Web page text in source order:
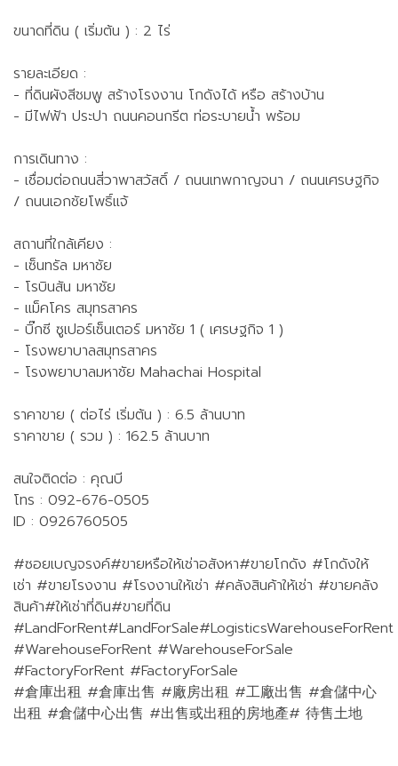
ขนาดที่ดิน ( เริ่มต้น ) : 2 ไร่
รายละเอียด :
- ที่ดินผังสีชมพู สร้างโรงงาน โกดังได้ หรือ สร้างบ้าน
- มีไฟฟ้า ประปา ถนนคอนกรีต ท่อระบายน้ำ พร้อม
การเดินทาง :
- เชื่อมต่อถนนสี่วาพาสวัสดิ์ / ถนนเทพกาญจนา / ถนนเศรษฐกิจ
/ ถนนเอกชัยโพธิ์แจ้
สถานที่ใกล้เคียง :
- เซ็นทรัล มหาชัย
- โรบินสัน มหาชัย
- แม็คโคร สมุทรสาคร
- บิ๊กซี ซูเปอร์เซ็นเตอร์ มหาชัย 1 ( เศรษฐกิจ 1 )
- โรงพยาบาลสมุทรสาคร
- โรงพยาบาลมหาชัย Mahachai Hospital
ราคาขาย ( ต่อไร่ เริ่มต้น ) : 6.5 ล้านบาท
ราคาขาย ( รวม ) : 162.5 ล้านบาท
สนใจติดต่อ : คุณบี
โทร : 092-676-0505
ID : 0926760505
#ซอยเบญจรงค์#ขายหรือให้เช่าอสังหา#ขายโกดัง #โกดังให้
เช่า #ขายโรงงาน #โรงงานให้เช่า #คลังสินค้าให้เช่า #ขายคลัง
สินค้า#ให้เช่าที่ดิน#ขายที่ดิน
#LandForRent#LandForSale#LogisticsWarehouseForRent
#WarehouseForRent #WarehouseForSale
#FactoryForRent #FactoryForSale
#倉庫出租 #倉庫出售 #廠房出租 #工廠出售 #倉儲中心
出租 #倉儲中心出售 #出售或出租的房地產# 待售土地